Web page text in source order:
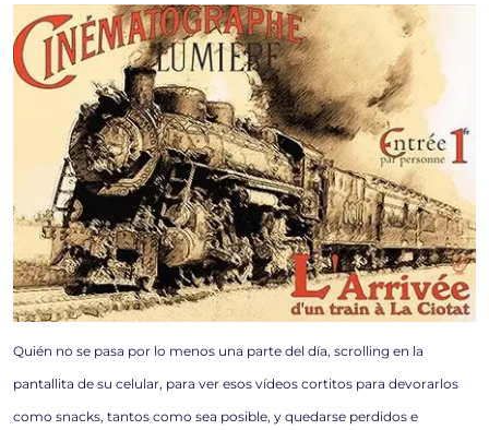
Quién no se pasa por lo menos una parte del día, scrolling en la
pantallita de su celular, para ver esos vídeos cortitos para devorarlos
como snacks, tantos como sea posible, y quedarse perdidos e